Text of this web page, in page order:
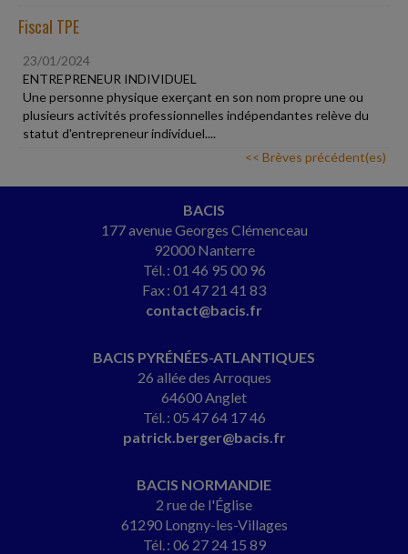
Fiscal TPE
23/01/2024
ENTREPRENEUR INDIVIDUEL
Une personne physique exerçant en son nom propre une ou
plusieurs activités professionnelles indépendantes relève du
statut d'entrepreneur individuel....
<< Brèves précédent(es)
BACIS
177 avenue Georges Clémenceau
92000 Nanterre
Tél. : 01 46 95 00 96
Fax : 01 47 21 41 83
contact@bacis.fr
BACIS PYRÉNÉES-ATLANTIQUES
26 allée des Arroques
64600 Anglet
Tél. : 05 47 64 17 46
patrick.berger@bacis.fr
BACIS NORMANDIE
2 rue de l'Église
61290 Longny-les-Villages
Tél. : 06 27 24 15 89